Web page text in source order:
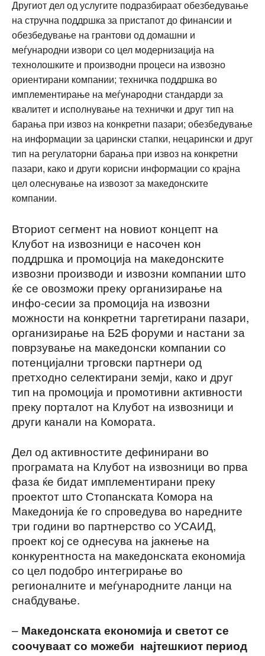
Другиот дел од услугите подразбираат обезбедување
на стручна поддршка за пристапот до финансии и
обезбедување на грантови од домашни и
меѓународни извори со цел модернизација на
технолошките и производни процеси на извозно
ориентирани компании; техничка поддршка во
имплементирање на меѓународни стандарди за
квалитет и исполнување на технички и друг тип на
барања при извоз на конкретни пазари; обезбедување
на информации за царински стапки, нецарински и друг
тип на регулаторни барања при извоз на конкретни
пазари, како и други корисни информации со крајна
цел олеснување на извозот за македонските
компании.
Вториот сегмент на новиот концепт на
Клубот на извозници е насочен кон
поддршка и промоција на македонските
извозни производи и извозни компании што
ќе се овозможи преку организирање на
инфо-сесии за промоција на извозни
можности на конкретни таргетирани пазари,
организирање на Б2Б форуми и настани за
поврзување на македонски компании со
потенцијални трговски партнери од
претходно селектирани земји, како и друг
тип на промоција и промотивни активности
преку порталот на Клубот на извозници и
други канали на Комората.
Дел од активностите дефинирани во
програмата на Клубот на извозници во прва
фаза ќе бидат имплементирани преку
проектот што Стопанската Комора на
Македонија ќе го спроведува во наредните
три години во партнерство со УСАИД,
проект кој се однесува на јакнење на
конкурентноста на македонската економија
со цел подобро интегрирање во
регионалните и меѓународните ланци на
снабдување.
– Македонската економија и светот се
соочуваат со можеби најтешкиот период